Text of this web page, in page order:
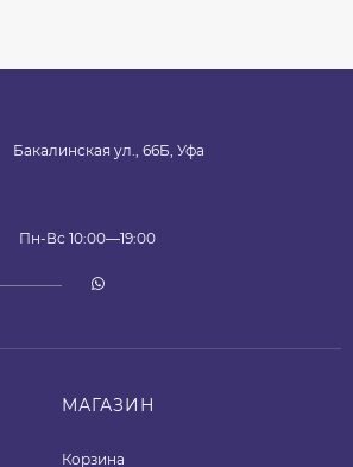
Бакалинская ул., 66Б, Уфа
Пн-Вс 10:00—19:00
МАГАЗИН
Корзина